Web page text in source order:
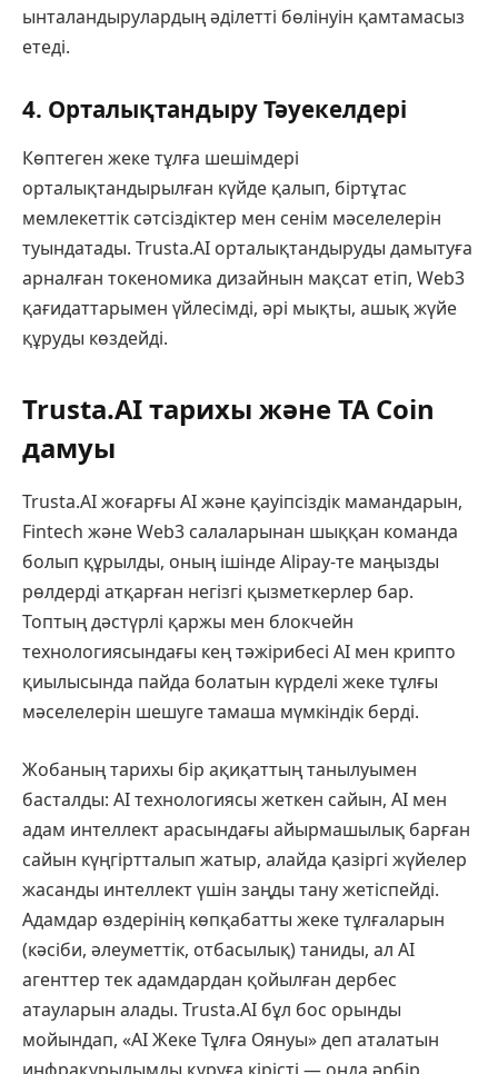
ынталандырулардың әділетті бөлінуін қамтамасыз
етеді.
4. Орталықтандыру Тәуекелдері
Көптеген жеке тұлға шешімдері
орталықтандырылған күйде қалып, біртұтас
мемлекеттік сәтсіздіктер мен сенім мәселелерін
туындатады. Trusta.AI орталықтандыруды дамытуға
арналған токеномика дизайнын мақсат етіп, Web3
қағидаттарымен үйлесімді, әрі мықты, ашық жүйе
құруды көздейді.
Trusta.AI тарихы және TA Coin
дамуы
Trusta.AI жоғарғы AI және қауіпсіздік мамандарын,
Fintech және Web3 салаларынан шыққан команда
болып құрылды, оның ішінде Alipay-те маңызды
рөлдерді атқарған негізгі қызметкерлер бар.
Топтың дәстүрлі қаржы мен блокчейн
технологиясындағы кең тәжірибесі AI мен крипто
қиылысында пайда болатын күрделі жеке тұлғы
мәселелерін шешуге тамаша мүмкіндік берді.
Жобаның тарихы бір ақиқаттың танылуымен
басталды: AI технологиясы жеткен сайын, AI мен
адам интеллект арасындағы айырмашылық барған
сайын күңгіртталып жатыр, алайда қазіргі жүйелер
жасанды интеллект үшін заңды тану жетіспейді.
Адамдар өздерінің көпқабатты жеке тұлғаларын
(кәсіби, әлеуметтік, отбасылық) таниды, ал AI
агенттер тек адамдардан қойылған дербес
атауларын алады. Trusta.AI бұл бос орынды
мойындап, «AI Жеке Тұлға Оянуы» деп аталатын
инфрақұрылымды құруға кірісті — онда әрбір